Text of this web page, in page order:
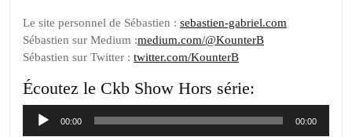
Le site personnel de Sébastien : sebastien-gabriel.com
Sébastien sur Medium :medium.com/@KounterB
Sébastien sur Twitter : twitter.com/KounterB
Écoutez le Ckb Show Hors série:
Lecteur
audio
00:00 00:00